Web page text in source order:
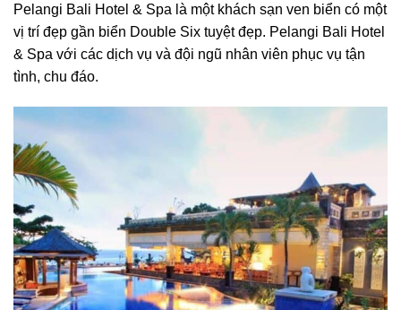
Pelangi Bali Hotel & Spa là một khách sạn ven biển có một
vị trí đẹp gần biển Double Six tuyệt đẹp. Pelangi Bali Hotel
& Spa với các dịch vụ và đội ngũ nhân viên phục vụ tận
tình, chu đáo.